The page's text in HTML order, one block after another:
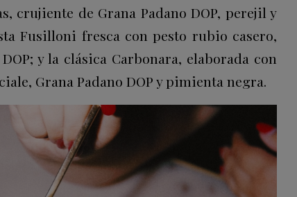
crujiente de Grana Padano DOP, perejil y
Fusilloni fresca con pesto rubio casero,
y la clásica Carbonara, elaborada con
Grana Padano DOP y pimienta negra.